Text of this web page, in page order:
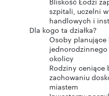
szpitali, uczelni
handlowych i
Dla kogo ta działka?
Osoby
okolicy
Rodziny ceniące
zachowaniu
miastem